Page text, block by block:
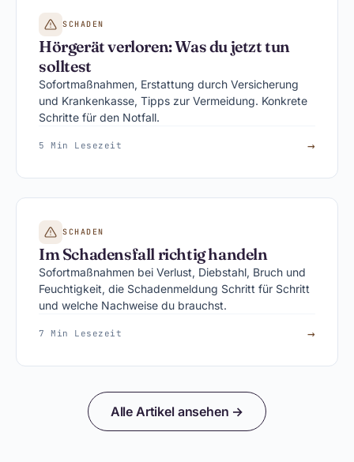
SCHADEN
Hörgerät verloren: Was du jetzt tun
solltest
Sofortmaßnahmen, Erstattung durch Versicherung
und Krankenkasse, Tipps zur Vermeidung. Konkrete
Schritte für den Notfall.
5 Min Lesezeit →
SCHADEN
Im Schadensfall richtig handeln
Sofortmaßnahmen bei Verlust, Diebstahl, Bruch und
Feuchtigkeit, die Schadenmeldung Schritt für Schritt
und welche Nachweise du brauchst.
7 Min Lesezeit →
Alle Artikel ansehen →